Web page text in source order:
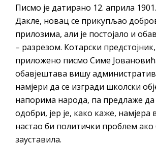
Писмо је датирано 12. априла
Дакле, новац се прикупљао
прилозима, али је постојало и
– разрезом. Котарски предстојник,
приложено писмо Симе
обавјештава вишу
намјери да се изгради школски
напорима народа, па предлаже да
одобри, јер је, како каже, намјера
настао би политички проблем ако
зауставила.